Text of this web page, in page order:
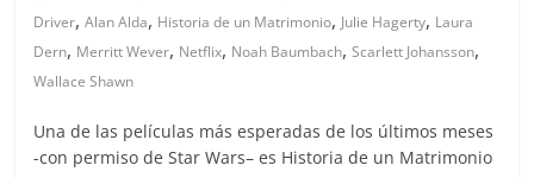
Driver,Alan Alda, Historia de un Matrimonio, Julie Hagerty, Laura
Dern, Merritt Wever, Netflix, Noah Baumbach,Scarlett Johansson,
Wallace Shawn
Una de las películas más esperadas de los últimos meses
-con permiso de Star Wars– es Historia de un Matrimonio